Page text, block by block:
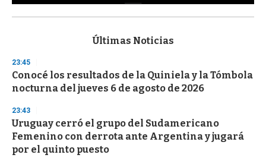
s
d
s
o
f
3
s
e
c
o
Últimas Noticias
23:45
Conocé los resultados de la Quiniela y la Tómbola
nocturna del jueves 6 de agosto de 2026
23:43
Uruguay cerró el grupo del Sudamericano
Femenino con derrota ante Argentina y jugará
por el quinto puesto